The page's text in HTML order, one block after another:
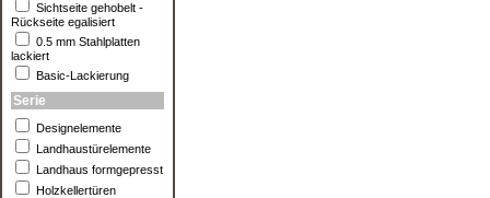
Sichtseite gehobelt -
Rückseite egalisiert
0.5 mm Stahlplatten
lackiert
Basic-Lackierung
Serie
Designelemente
Landhaustürelemente
Landhaus formgepresst
Holzkellertüren